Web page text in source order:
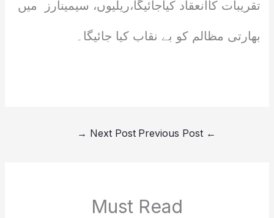
تقریبات کاانعقاد کیاجائیگا،ریلیوں، سیمینارز میں
بھارتی مظالم کو بے نقاب کیا جائیگا۔
←
Next Post
→
Must Read